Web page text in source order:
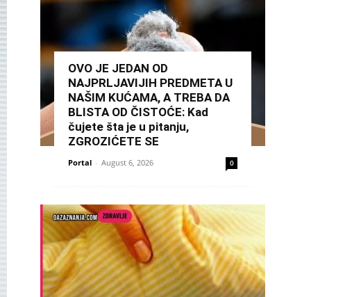
OVO JE JEDAN OD
NAJPRLJAVIJIH PREDMETA U
NAŠIM KUĆAMA, A TREBA DA
BLISTA OD ČISTOĆE: Kad
čujete šta je u pitanju,
ZGROZIĆETE SE
Portal - August 6, 2026 0